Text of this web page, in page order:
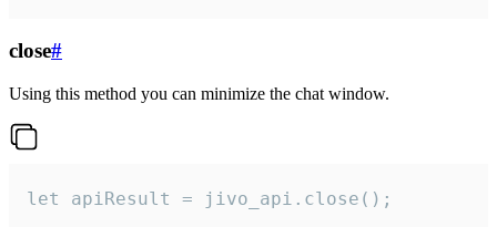
close#
Using this method you can minimize the chat window.
let apiResult = jivo_api.close();